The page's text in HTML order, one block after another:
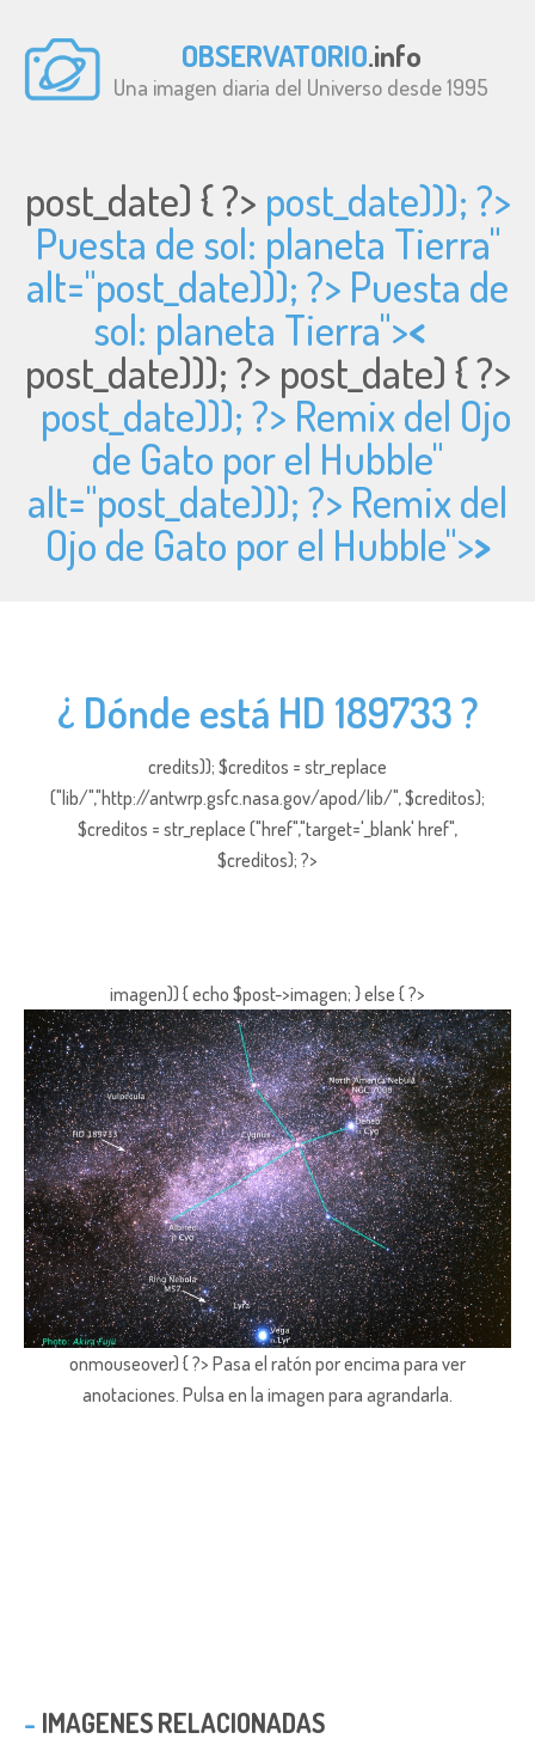
OBSERVATORIO.info
Una imagen diaria del Universo desde 1995
post_date) { ?> post_date))); ?>
Puesta de sol: planeta Tierra"
alt="post_date))); ?> Puesta de
sol: planeta Tierra"><
post_date))); ?> post_date) { ?>
post_date))); ?> Remix del Ojo
de Gato por el Hubble"
alt="post_date))); ?> Remix del
Ojo de Gato por el Hubble">>
¿ Dónde está HD 189733 ?
credits)); $creditos = str_replace
("lib/","http://antwrp.gsfc.nasa.gov/apod/lib/", $creditos);
$creditos = str_replace ("href","target='_blank' href",
$creditos); ?>
imagen)) { echo $post->imagen; } else { ?>
onmouseover) { ?> Pasa el ratón por encima para ver
anotaciones. Pulsa en la imagen para agrandarla.
IMAGENES RELACIONADAS